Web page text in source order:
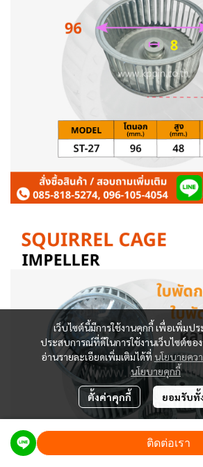
ติดต่อเรา
เว็บไซต์นี้มีการใช้งานคุกกี้ เพื่อเพิ่มป
ประสบการณ์ที่ดีในการใช้งานเว็บไซต์ขอ
อ่านรายละเอียดเพิ่มเติมได้ที่ นโยบายคว
นโยบายคุกกี้
ตั้งค่าคุกกี้ ยอมรับทั้